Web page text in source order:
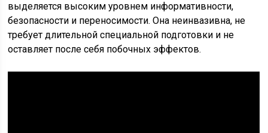
выделяется высоким уровнем информативности,
безопасности и переносимости. Она неинвазивна, не
требует длительной специальной подготовки и не
оставляет после себя побочных эффектов.